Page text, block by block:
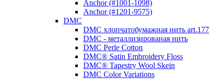
Anchor (#1001-1098)
Anchor (#1201-9575)
DMC
DMC хлопчатобумажная нить art.177
DMC - металлизированая нить
DMC Perle Cotton
DMC® Satin Embroidery Floss
DMC® Tapestry Wool Skein
DMC Color Variations